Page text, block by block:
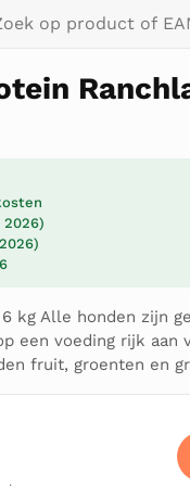
product of EAN...
2026)
kg Alle honden zijn
een voeding rijk aan
fruit, groenten en